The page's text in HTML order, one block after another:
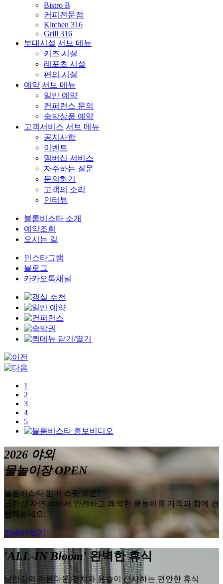
Bistro B
커피전문점
Kitchen 316
Grill 316
부대시설 서브 메뉴
키즈 시설
레포츠 시설
편의 시설
예약 서브 메뉴
일반 예약
컨퍼런스 문의
숙박상품 예약
고객서비스 서브 메뉴
공지사항
이벤트
멤버십 서비스
자주하는 질문
문의하기
고객의 소리
인터뷰
블룸비스타 소개
예약조회
오시는 길
인스타그램
블로그
카카오톡채널
1
2
3
4
5
2026 야외
물놀이장 OPEN
블룸비스타 썸머 스팟 오픈!
남한강 자연 속에서 안전하고 쾌적한 물놀이를 가족과 함께 경
험해보세요.
자세히 보기
'ALL-IN Bloom'완벽한 휴식
남한강의 아름다운 경치와 윤슬이 선사하는 편안한 휴식